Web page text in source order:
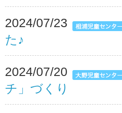
2024/07/23
た♪
2024/07/20
チ」づくり